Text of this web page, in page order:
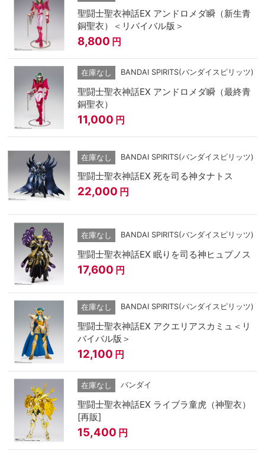
聖闘士聖衣神話EX アンドロメダ瞬（新生青
銅聖衣）＜リバイバル版＞
8,800 円
在庫なし BANDAI SPIRITS(バンダイスピリッツ)
聖闘士聖衣神話EX アンドロメダ瞬（最終青
銅聖衣）
11,000 円
在庫なし BANDAI SPIRITS(バンダイスピリッツ)
聖闘士聖衣神話EX 死を司る神タナトス
22,000 円
在庫なし BANDAI SPIRITS(バンダイスピリッツ)
聖闘士聖衣神話EX 眠りを司る神ヒュプノス
17,600 円
在庫なし BANDAI SPIRITS(バンダイスピリッツ)
聖闘士聖衣神話EX アクエリアスカミュ＜リ
バイバル版＞
12,100 円
在庫なし バンダイ
聖闘士聖衣神話EX ライブラ童虎（神聖衣）
[再販]
15,400 円